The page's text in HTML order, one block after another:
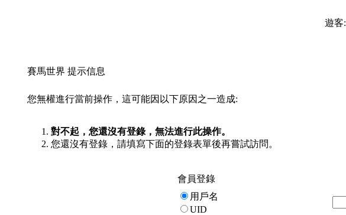
遊客:
賽馬世界 提示信息
您無權進行當前操作，這可能因以下原因之一造成:
對不起，您還沒有登錄，無法進行此操作。
您還沒有登錄，請填寫下面的登錄表單後再嘗試訪問。
會員登錄
用戶名
UID